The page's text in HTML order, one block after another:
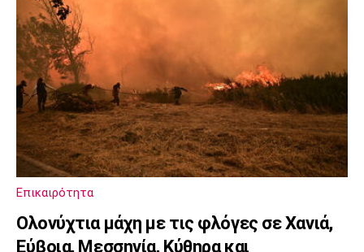
Επικαιρότητα
Ολονύχτια μάχη με τις φλόγες σε Χανιά,
Εύβοια, Μεσσηνία, Κύθηρα και